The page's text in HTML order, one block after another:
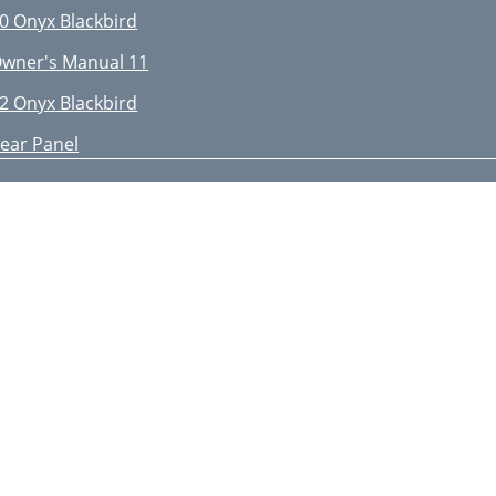
Onyx Blackbird
Manual 11
Onyx Blackbird
Panel
Onyx Blackbird